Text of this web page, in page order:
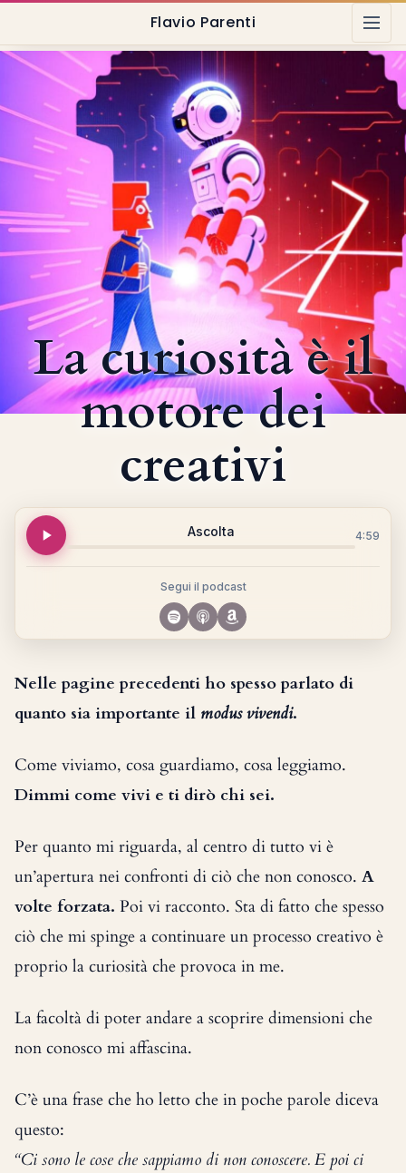
Flavio Parenti
La curiosità è il
motore dei
creativi
Ascolta 4:59
Segui il podcast
Nelle pagine precedenti ho spesso parlato di
quanto sia importante il modus vivendi.
Come viviamo, cosa guardiamo, cosa leggiamo.
Dimmi come vivi e ti dirò chi sei.
Per quanto mi riguarda, al centro di tutto vi è
un’apertura nei confronti di ciò che non conosco. A
volte forzata. Poi vi racconto. Sta di fatto che spesso
ciò che mi spinge a continuare un processo creativo è
proprio la curiosità che provoca in me.
La facoltà di poter andare a scoprire dimensioni che
non conosco mi affascina.
C’è una frase che ho letto che in poche parole diceva
questo:
“Ci sono le cose che sappiamo di non conoscere. E poi ci